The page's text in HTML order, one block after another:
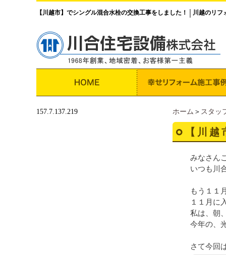
【川越市】でシングル混合水栓の交換工事をしました！ 川越のリフ
ホーム ＞ スタッ
【川
みなさん
いつも川
もう１１
１１月に
私は、朝
今年の、
さて今回
157.7.137.219